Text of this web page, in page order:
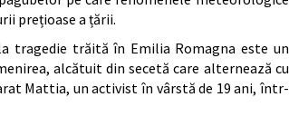
prețioase a țării.
tragedie trăită în Emilia Romagna este un
alcătuit din secetă care alternează cu
Mattia, un activist în vârstă de 19 ani, într-